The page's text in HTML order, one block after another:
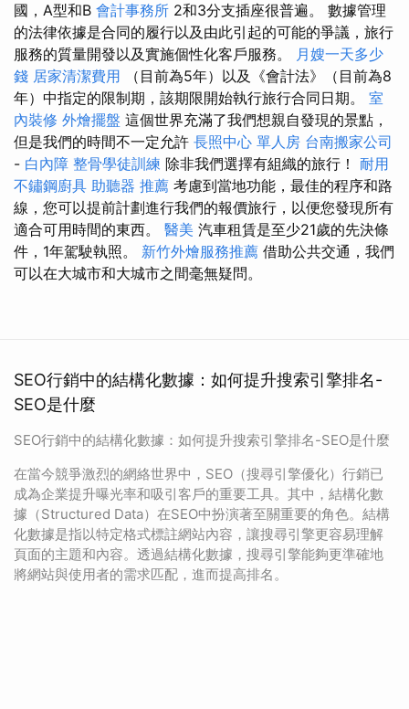
國，A型和B 會計事務所 2和3分支插座很普遍。 數據管理
的法律依據是合同的履行以及由此引起的可能的爭議，旅行
服務的質量開發以及實施個性化客戶服務。 月嫂一天多少
錢 居家清潔費用 （目前為5年）以及《會計法》（目前為8
年）中指定的限制期，該期限開始執行旅行合同日期。 室
內裝修 外燴擺盤 這個世界充滿了我們想親自發現的景點，
但是我們的時間不一定允許 長照中心 單人房 台南搬家公司
- 白內障 整骨學徒訓練 除非我們選擇有組織的旅行！ 耐用
不鏽鋼廚具 助聽器 推薦 考慮到當地功能，最佳的程序和路
線，您可以提前計劃進行我們的報價旅行，以便您發現所有
適合可用時間的東西。 醫美 汽車租賃是至少21歲的先決條
件，1年駕駛執照。 新竹外燴服務推薦 借助公共交通，我們
可以在大城市和大城市之間毫無疑問。
SEO行銷中的結構化數據：如何提升搜索引擎排名-
SEO是什麼
SEO行銷中的結構化數據：如何提升搜索引擎排名-SEO是什麼
在當今競爭激烈的網絡世界中，SEO（搜尋引擎優化）行銷已
成為企業提升曝光率和吸引客戶的重要工具。其中，結構化數
據（Structured Data）在SEO中扮演著至關重要的角色。結構
化數據是指以特定格式標註網站內容，讓搜尋引擎更容易理解
頁面的主題和內容。透過結構化數據，搜尋引擎能夠更準確地
將網站與使用者的需求匹配，進而提高排名。